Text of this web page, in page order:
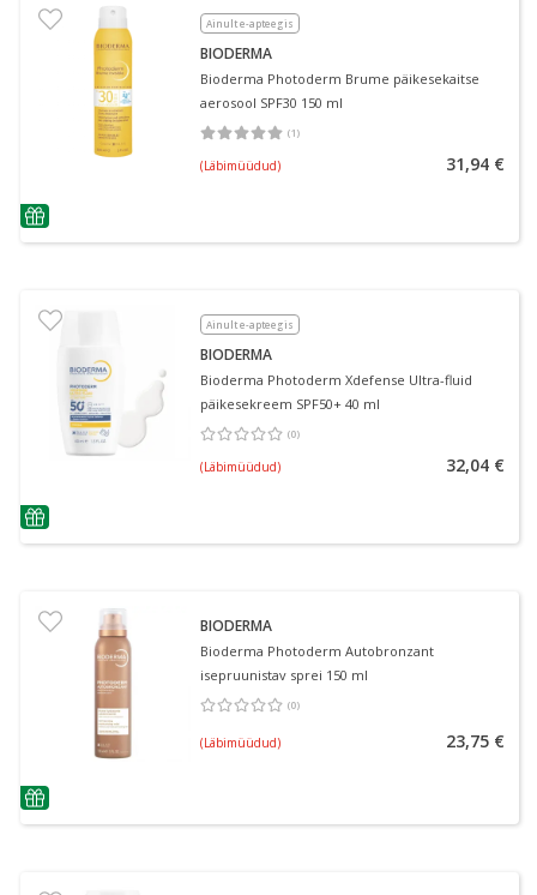
nõuanne
Ainult e-apteegis
BIODERMA
Bioderma Photoderm Brume päikesekaitse
aerosool SPF30 150 ml
(1)
Keskmine hinnang 5.00
(Läbimüüdud) 31,94 €
nõuanne
Ainult e-apteegis
BIODERMA
Bioderma Photoderm Xdefense Ultra-fluid
päikesekreem SPF50+ 40 ml
(0)
Keskmine hinnang 0.00
(Läbimüüdud) 32,04 €
nõuanne
BIODERMA
Bioderma Photoderm Autobronzant
isepruunistav sprei 150 ml
(0)
Keskmine hinnang 0.00
(Läbimüüdud) 23,75 €